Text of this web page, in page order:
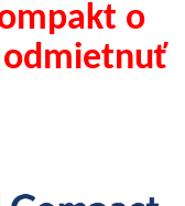
o
odmietnuť